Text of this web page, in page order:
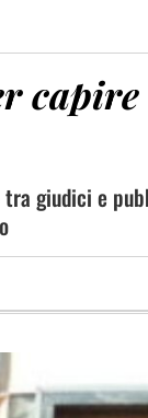
capire
tra giudici e